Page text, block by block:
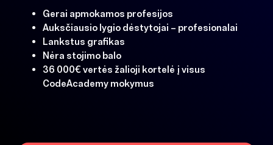
Gerai apmokamos profesijos
Auksčiausio lygio dėstytojai – profesionalai
Lankstus grafikas
Nėra stojimo balo
36 000€ vertės žalioji kortelė į visus
CodeAcademy mokymus